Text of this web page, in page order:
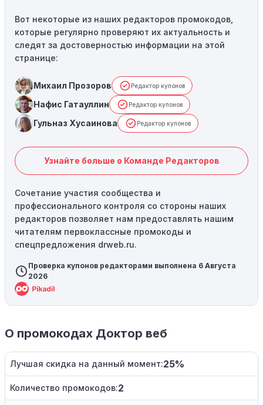
Вот некоторые из наших редакторов промокодов,
которые регулярно проверяют их актуальность и
следят за достоверностью информации на этой
странице:
Михаил Прозоров Редактор купонов
Нафис Гатауллин Редактор купонов
Гульназ Хусаинова Редактор купонов
Узнайте больше о Команде Редакторов
Сочетание участия сообщества и
профессионального контроля со стороны наших
редакторов позволяет нам предоставлять нашим
читателям первоклассные промокоды и
спецпредложения drweb.ru.
Проверка купонов редакторами выполнена 6 Августа
2026
О промокодах Доктор веб
Лучшая скидка на данный момент:25%
Количество промокодов:2